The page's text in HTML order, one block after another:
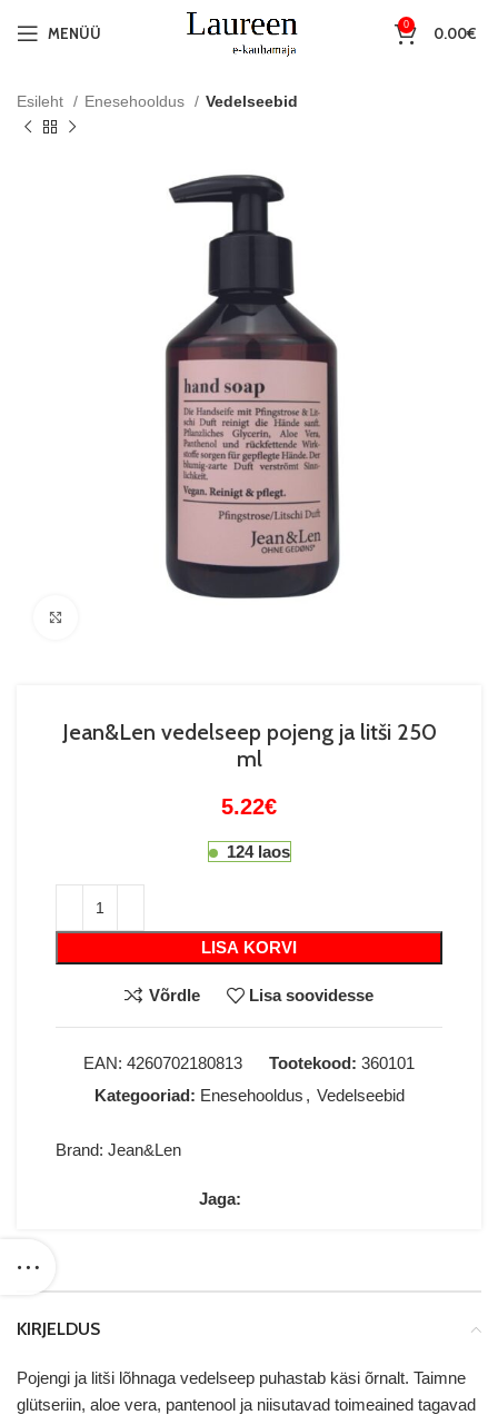
MENÜÜ 0 0.00€
Esileht Enesehooldus Vedelseebid
Jean&Len vedelseep pojeng ja litši 250
ml
5.22€
124 laos
LISA KORVI
Võrdle Lisa soovidesse
EAN: 4260702180813 Tootekood: 360101
Kategooriad: Enesehooldus , Vedelseebid
Brand: Jean&Len
Jaga:
KIRJELDUS
Pojengi ja litši lõhnaga vedelseep puhastab käsi õrnalt. Taimne
glütseriin, aloe vera, pantenool ja niisutavad toimeained tagavad